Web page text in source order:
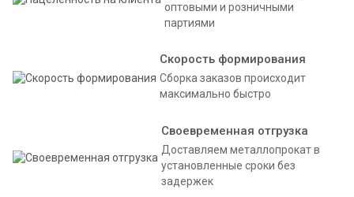
оптовыми и розничными
партиями
Скорость формирования
Сборка заказов происходит
максимально быстро
Своевременная отгрузка
Доставляем металлопрокат в
установленные сроки без
задержек